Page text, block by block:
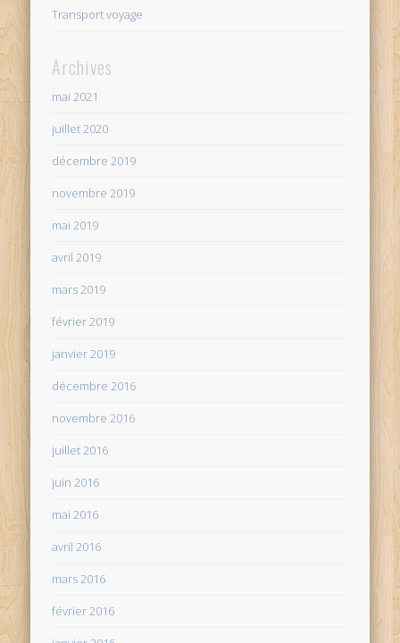
Transport voyage
Archives
mai 2021
juillet 2020
décembre 2019
novembre 2019
mai 2019
avril 2019
mars 2019
février 2019
janvier 2019
décembre 2016
novembre 2016
juillet 2016
juin 2016
mai 2016
avril 2016
mars 2016
février 2016